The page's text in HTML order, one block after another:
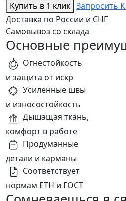
Купить в 1 клик Запросить
Доставка по России и СНГ
Самовывоз со склада
Основные
Огнестойкость
и защита от искр
Усиленные швы
и износостойкость
Дышащая ткань,
комфорт в работе
Продуманные
детали и карманы
Соответствует
нормам ЕТН и ГОСТ